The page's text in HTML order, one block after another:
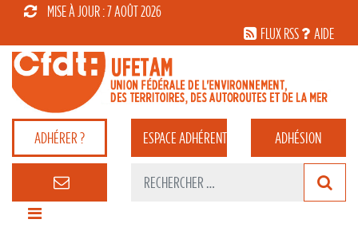
MISE À JOUR : 7 AOÛT 2026
FLUX RSS
AIDE
ADHÉRER ? ESPACEADHÉRENT ADHÉSION